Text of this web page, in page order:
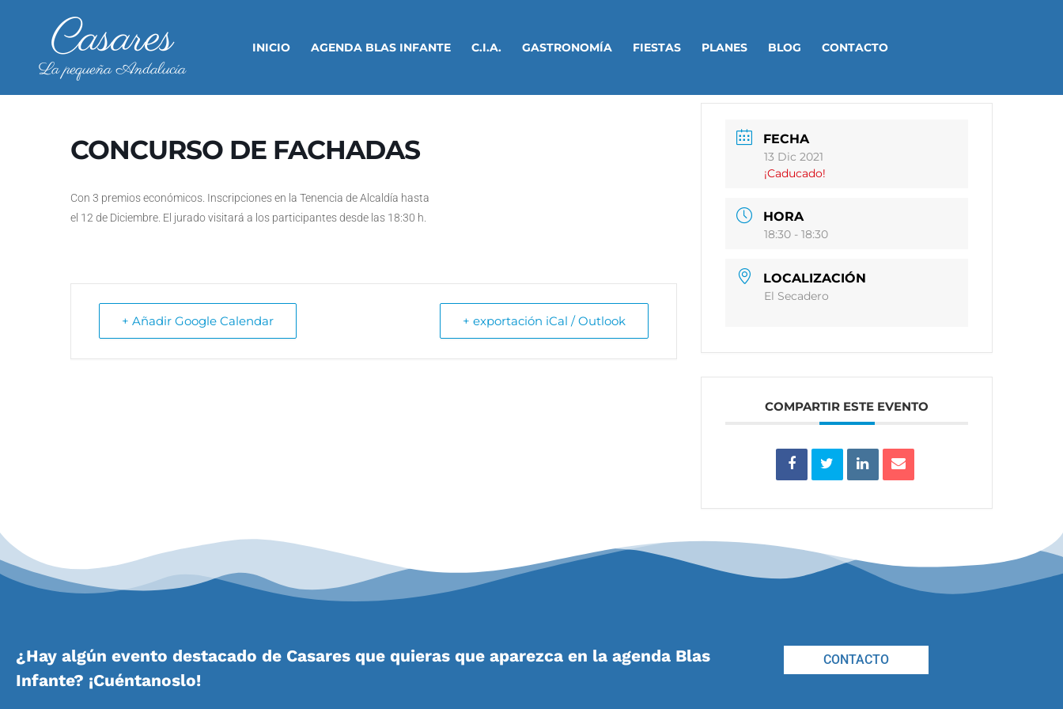
Casares
La pequeña Andalucía
INICIO AGENDA BLAS INFANTE C.I.A. GASTRONOMÍA FIESTAS PLANES BLOG CONTACTO
CONCURSO DE FACHADAS
Con 3 premios económicos. Inscripciones en la Tenencia de Alcaldía hasta
el 12 de Diciembre. El jurado visitará a los participantes desde las 18:30 h.
+ Añadir Google Calendar + exportación iCal / Outlook
FECHA
13 Dic 2021
¡Caducado!
HORA
18:30 - 18:30
LOCALIZACIÓN
El Secadero
COMPARTIR ESTE EVENTO
¿Hay algún evento destacado de Casares que quieras que aparezca en la agenda Blas
Infante? ¡Cuéntanoslo!
CONTACTO